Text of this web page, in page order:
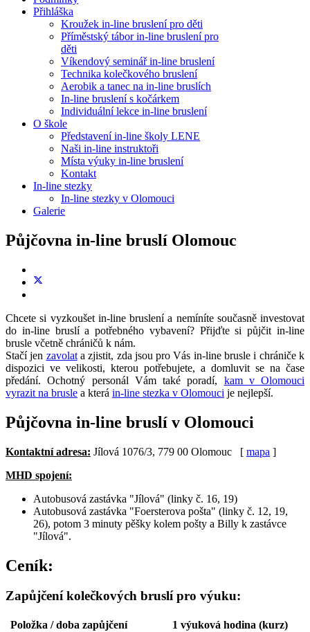
Přihláška
Kroužek in-line bruslení pro děti
Příměstský tábor in-line bruslení pro
děti
Víkendový seminář in-line bruslení
Technika kolečkového bruslení
Aerobik a tanec na in-line bruslích
In-line bruslení s kočárkem
Individuální lekce in-line bruslení
O škole
Představení in-line školy LENE
Naši in-line instruktoři
Místa výuky in-line bruslení
Kontakt
In-line stezky
In-line stezky v Olomouci
Galerie
Půjčovna in-line bruslí Olomouc
Chcete si vyzkoušet in-line bruslení a nemíníte současně investovat
do in-line bruslí a potřebného vybavení? Přijďte si půjčit in-line
brusle včetně chráničů k nám.
Stačí jen zavolata zjistit, zda jsou pro Vás in-line brusle i chrániče k
dispozici ve velikosti, kterou potřebujete, a domluvit se na čase
předání. Ochotný personál Vám také poradí, kam v Olomouci
vyrazit na brusle a která in-line stezka v Olomouci je nejlepší.
Půjčovna in-line bruslí v Olomouci
Kontaktní adresa: Jílová 1076/3, 779 00 Olomouc [ mapa ]
MHD spojení:
Autobusová zastávka "Jílová" (linky č. 16, 19)
Autobusová zastávka "Foersterova pošta" (linky č. 12, 19,
26), potom 3 minuty pěšky kolem pošty a Billy k zastávce
"Jílová".
Ceník:
Zapůjčení kolečkových bruslí pro výuku:
Položka / doba zapůjčení
1 výuková hodina (kurz)